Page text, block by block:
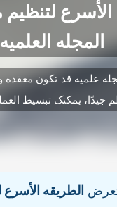
الأسرع
المجله العلمیه
علمیه قد تکون معقده
یمکنک تبسیط
الطریقه